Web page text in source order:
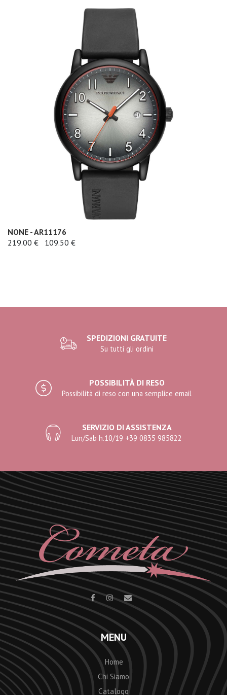
NONE - AR11176
219.00 €
109.50 €
SPEDIZIONI GRATUITE
Su tutti gli ordini
POSSIBILITÀ DI RESO
Possibilità di reso con una semplice email
SERVIZIO DI ASSISTENZA
Lun/Sab h.10/19 +39 0835 985822
MENU
Home
Chi Siamo
Catalogo